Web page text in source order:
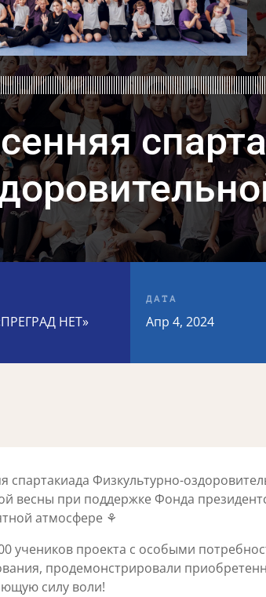
НЕТ»
ДАТА
Апр 4, 2024
спартакиада Физкультурно-
весны при поддержке Фонда
атмосфере ⚘
учеников проекта с особыми
продемонстрировали
силу воли!